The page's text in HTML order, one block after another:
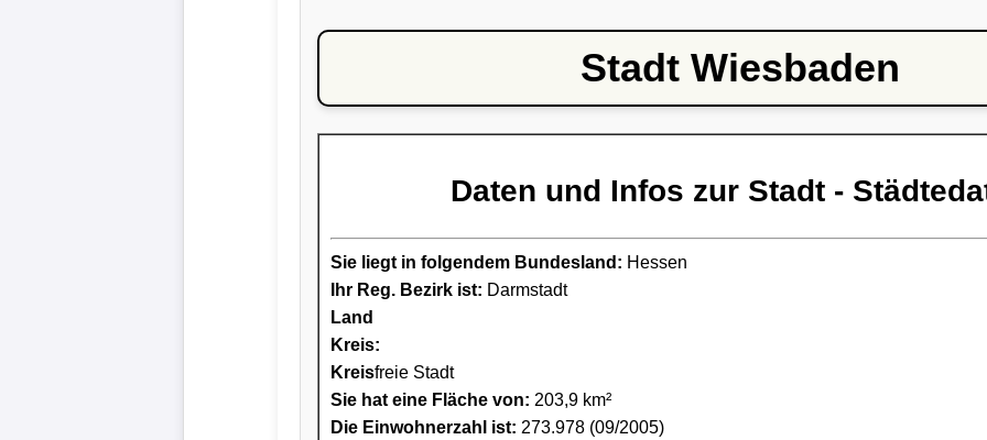
Stadt Wiesbaden
Daten und Infos zur Stadt -
Sie liegt in folgendem Bundesland: Hessen
Ihr Reg. Bezirk ist: Darmstadt
Land
Kreis:
Kreisfreie Stadt
Sie hat eine Fläche von: 203,9 km²
Die Einwohnerzahl ist: 273.978 (09/2005)